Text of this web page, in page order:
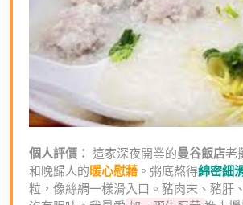
個人評價： 這家深夜開業的曼谷飯店老
和晚歸人的暖心慰藉 。粥底熬得綿密細
粒，像絲綢一樣滑入口。豬肉末、豬肝